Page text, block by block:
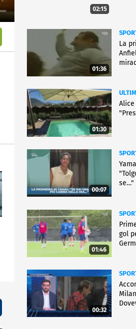
02:15
01:36
La
01:30
00:07
se…"
01:46
gol
00:32